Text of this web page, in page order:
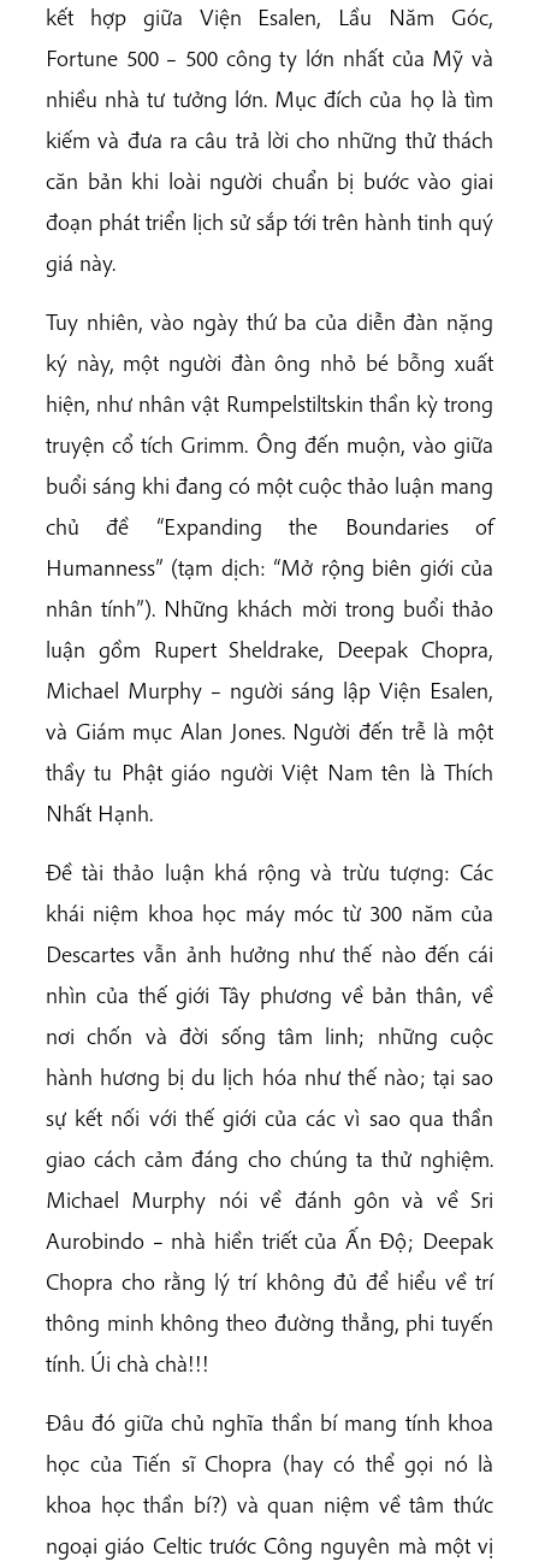
kết hợp giữa Viện Esalen, Lầu Năm Góc,
Fortune 500 – 500 công ty lớn nhất của Mỹ và
nhiều nhà tư tưởng lớn. Mục đích của họ là tìm
kiếm và đưa ra câu trả lời cho những thử thách
căn bản khi loài người chuẩn bị bước vào giai
đoạn phát triển lịch sử sắp tới trên hành tinh quý
giá này.
Tuy nhiên, vào ngày thứ ba của diễn đàn nặng
ký này, một người đàn ông nhỏ bé bỗng xuất
hiện, như nhân vật Rumpelstiltskin thần kỳ trong
truyện cổ tích Grimm. Ông đến muộn, vào giữa
buổi sáng khi đang có một cuộc thảo luận mang
chủ đề “Expanding the Boundaries of
Humanness” (tạm dịch: “Mở rộng biên giới của
nhân tính”). Những khách mời trong buổi thảo
luận gồm Rupert Sheldrake, Deepak Chopra,
Michael Murphy – người sáng lập Viện Esalen,
và Giám mục Alan Jones. Người đến trễ là một
thầy tu Phật giáo người Việt Nam tên là Thích
Nhất Hạnh.
Đề tài thảo luận khá rộng và trừu tượng: Các
khái niệm khoa học máy móc từ 300 năm của
Descartes vẫn ảnh hưởng như thế nào đến cái
nhìn của thế giới Tây phương về bản thân, về
nơi chốn và đời sống tâm linh; những cuộc
hành hương bị du lịch hóa như thế nào; tại sao
sự kết nối với thế giới của các vì sao qua thần
giao cách cảm đáng cho chúng ta thử nghiệm.
Michael Murphy nói về đánh gôn và về Sri
Aurobindo – nhà hiền triết của Ấn Độ; Deepak
Chopra cho rằng lý trí không đủ để hiểu về trí
thông minh không theo đường thẳng, phi tuyến
tính. Úi chà chà!!!
Đâu đó giữa chủ nghĩa thần bí mang tính khoa
học của Tiến sĩ Chopra (hay có thể gọi nó là
khoa học thần bí?) và quan niệm về tâm thức
ngoại giáo Celtic trước Công nguyên mà một vị